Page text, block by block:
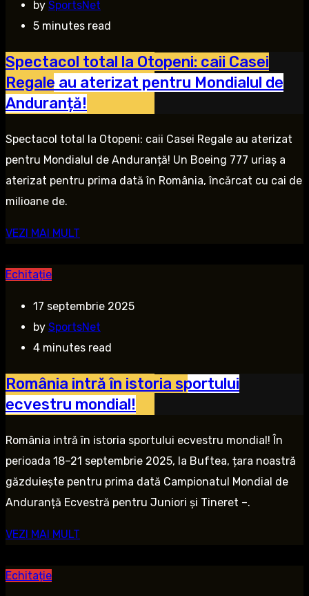
by SportsNet
5 minutes read
Spectacol total la Otopeni: caii Casei
Regale au aterizat pentru Mondialul de
Anduranță!
Spectacol total la Otopeni: caii Casei Regale au aterizat
pentru Mondialul de Anduranță! Un Boeing 777 uriaș a
aterizat pentru prima dată în România, încărcat cu cai de
milioane de.
VEZI MAI MULT
Echitație
17 septembrie 2025
by SportsNet
4 minutes read
România intră în istoria sportului
ecvestru mondial!
România intră în istoria sportului ecvestru mondial! În
perioada 18–21 septembrie 2025, la Buftea, țara noastră
găzduiește pentru prima dată Campionatul Mondial de
Anduranță Ecvestră pentru Juniori și Tineret –.
VEZI MAI MULT
Echitație